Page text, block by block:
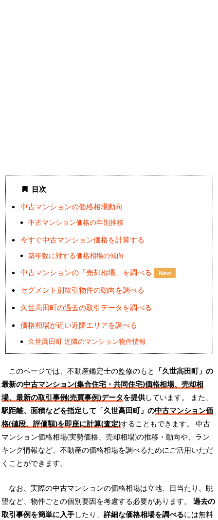
目次
中古マンションの価格相場動向
中古マンション価格の年別推移
今すぐ中古マンション価格を計算する
築年数に対する価格相場の傾向
中古マンションの「売却相場」を調べる New
セグメント別取引物件の動向を調べる
久世高田町の過去の取引データを調べる
価格相場が近い近隣エリアを調べる
久世高田町 近隣のマンション物件情報
このページでは、不動産鑑定士の監修のもと 「久世高田町」の
最新の中古マンション(集合住宅・共同住宅)価格相場、売却相
場、最新の取引事例(売買事例)データを提供しています。 また、
駅距離、面積などを指定して「久世高田町」の中古マンション価
格(値段、評価額)を即座に計算(査定)することもできます。 中古
マンション価格相場(実勢価格、売却相場)の推移・動向や、ラン
キング情報など、不動産の価格相場を調べるためにご活用いただ
くことができます。
なお、実際の中古マンションの価格相場は立地、日当たり、眺
望など、物件ごとの個別要因を考慮する必要があります。 過去の
取引事例を簡単に入手したり、 詳細な価格相場を調べるには無料